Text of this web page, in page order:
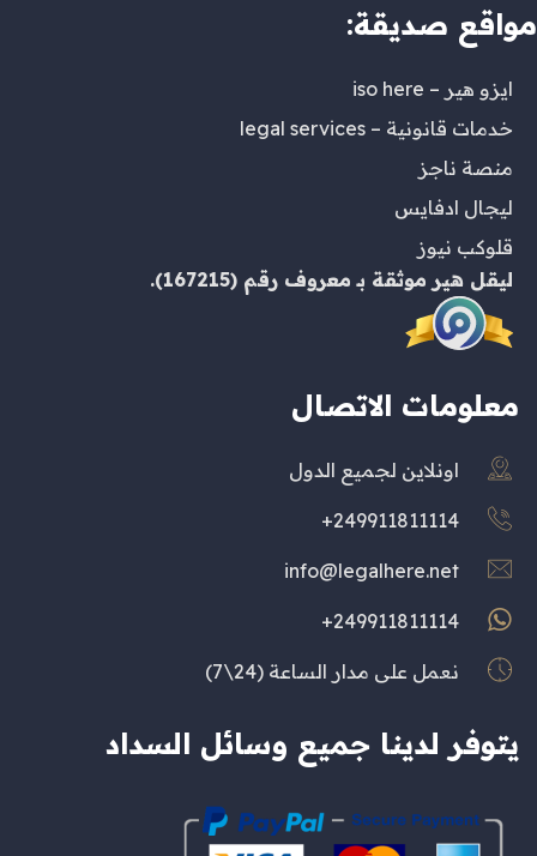
مواقع صديقة:
ايزو هير – iso here
خدمات قانونية – legal services
منصة ناجز
ليجال ادفايس
قلوكب نيوز
ليقل هير موثقة بـ معروف رقم (167215).
معلومات الاتصال
اونلاين لجميع الدول
249911811114+
info@legalhere.net
249911811114+
نعمل على مدار الساعة (24\7)
يتوفر لدينا جميع وسائل السداد